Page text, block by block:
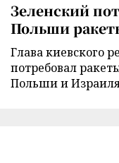
Зеленский
Польши
Глава киевского
потребовал
Польши и